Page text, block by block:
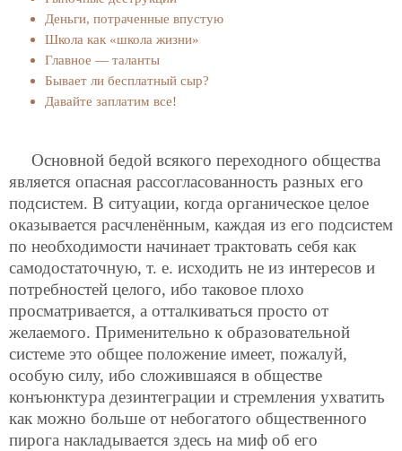
Деньги, потраченные впустую
Школа как «школа жизни»
Главное — таланты
Бывает ли бесплатный сыр?
Давайте заплатим все!
Основной бедой всякого переходного общества
является опасная рассогласованность разных его
подсистем. В ситуации, когда органическое целое
оказывается расчленённым, каждая из его подсистем
по необходимости начинает трактовать себя как
самодостаточную, т. е. исходить не из интересов и
потребностей целого, ибо таковое плохо
просматривается, а отталкиваться просто от
желаемого. Применительно к образовательной
системе это общее положение имеет, пожалуй,
особую силу, ибо сложившаяся в обществе
конъюнктура дезинтеграции и стремления ухватить
как можно больше от небогатого общественного
пирога накладывается здесь на миф об его